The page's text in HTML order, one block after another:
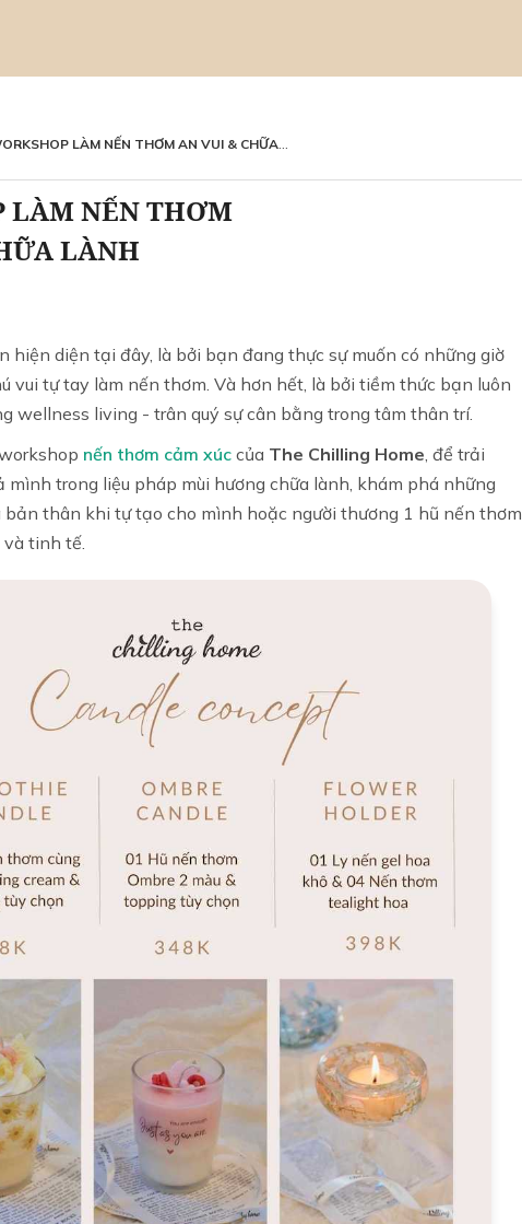
LÀM NẾN THƠM AN VUI & CHỮA LÀNH
LÀM NẾN THƠM
LÀNH
hiện diện tại đây, là bởi bạn đang thực sự muốn có những giờ
vui tự tay làm nến thơm. Và hơn hết, là bởi tiềm thức bạn luôn
wellness living - trân quý sự cân bằng trong tâm thân trí.
nến thơm cảm xúc của The Chilling Home, để trải
trong liệu pháp mùi hương chữa lành, khám phá những
bản thân khi tự tạo cho mình hoặc người thương 1 hũ nến thơm
tinh tế.